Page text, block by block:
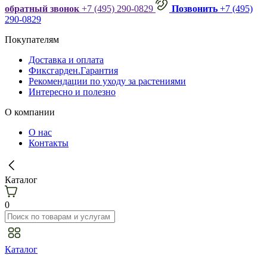
обратный звонок +7 (495) 290-0829 Позвонить +7 (495)
290-0829
Покупателям
Доставка и оплата
Фиксгарден.Гарантия
Рекомендации по уходу за растениями
Интересно и полезно
О компании
О нас
Контакты
Каталог
0
Каталог